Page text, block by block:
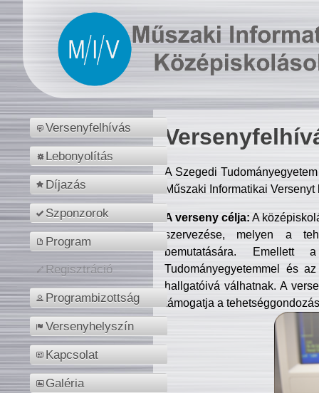
Versenyfelhívás
Lebonyolítás
Díjazás
Szponzorok
Program
Regisztráció
Programbizottság
Versenyhelyszín
Kapcsolat
Galéria
A Szegedi
Műszaki Informatikai
A verseny célja: A
szervezése, melyen a
bemutatására. Emellett
Tudományegyetemmel és
hallgatóivá válhatnak. A
támogatja a